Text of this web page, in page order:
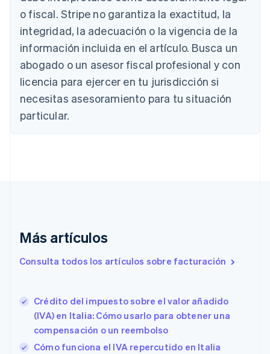
o fiscal. Stripe no garantiza la exactitud, la
integridad, la adecuación o la vigencia de la
información incluida en el artículo. Busca un
abogado o un asesor fiscal profesional y con
licencia para ejercer en tu jurisdicción si
necesitas asesoramiento para tu situación
particular.
Más artículos
Consulta todos los artículos sobre facturación
Crédito del impuesto sobre el valor añadido
(IVA) en Italia: Cómo usarlo para obtener una
compensación o un reembolso
Cómo funciona el IVA repercutido en Italia
Alemania
Australia
English
Austria
Deutsch
Bélgica
NederlandsFrançaisDeutschEnglish
Brasil
Português
Bulgaria
Croacia
English Italiano
English
Eslovaquia
English
Eslovenia
English Italiano